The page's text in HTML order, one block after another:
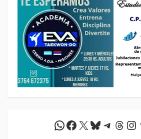
WhatsApp
Facebook
X Bluesky